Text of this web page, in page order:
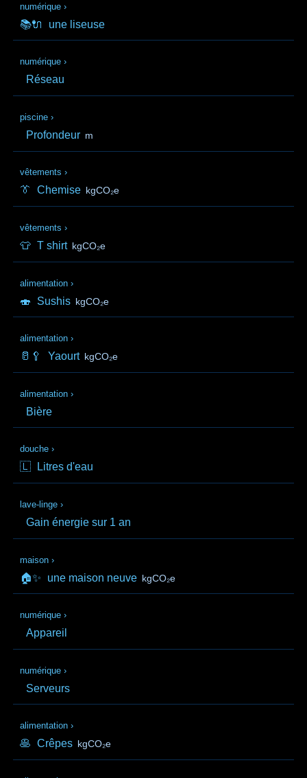
numérique ›
📚🔌 une liseuse
numérique ›
Réseau
piscine ›
Profondeur m
vêtements ›
👔 Chemise kgCO₂e
vêtements ›
👕 T shirt kgCO₂e
alimentation ›
🍣 Sushis kgCO₂e
alimentation ›
🥛🥄 Yaourt kgCO₂e
alimentation ›
Bière
douche ›
🇱 Litres d'eau
lave-linge ›
Gain énergie sur 1 an
maison ›
🏠✨ une maison neuve kgCO₂e
numérique ›
Appareil
numérique ›
Serveurs
alimentation ›
🥞 Crêpes kgCO₂e